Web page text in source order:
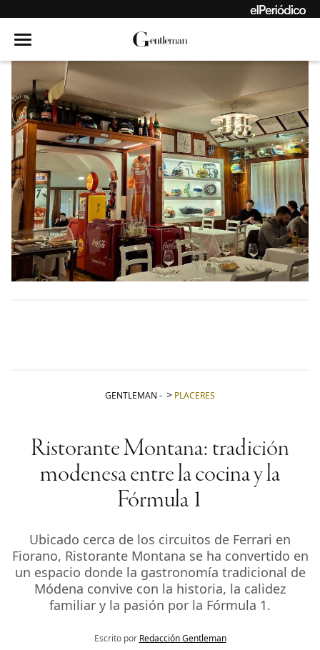
GENTLEMAN - PLACERES
Ristorante Montana: tradición
modenesa entre la cocina y la
Fórmula 1
Ubicado cerca de los circuitos de Ferrari en
Fiorano, Ristorante Montana se ha convertido en
un espacio donde la gastronomía tradicional de
Módena convive con la historia, la calidez
familiar y la pasión por la Fórmula 1.
Escrito por Redacción Gentleman